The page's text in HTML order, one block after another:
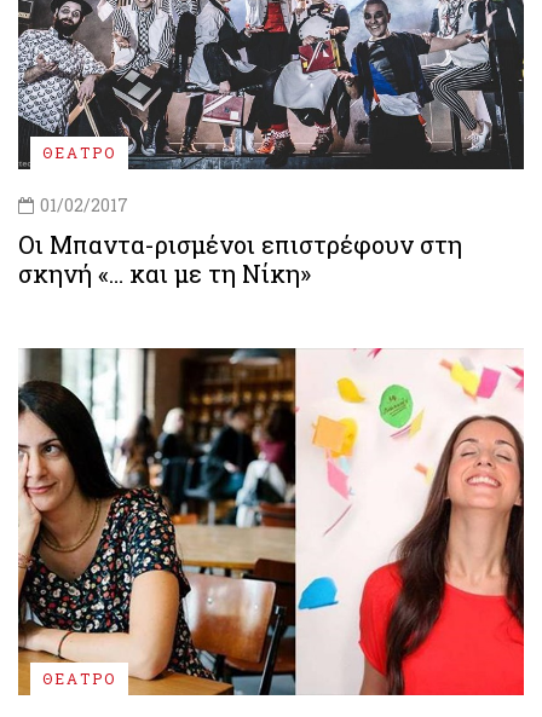
ΘΕΑΤΡΟ
01/02/2017
Οι Μπαντα-ρισμένοι επιστρέφουν στη
σκηνή «… και με τη Νίκη»
ΘΕΑΤΡΟ